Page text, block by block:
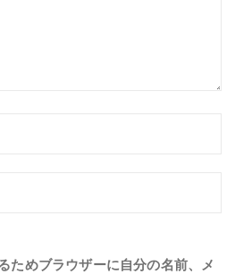
ためブラウザーに自分の名前、メ